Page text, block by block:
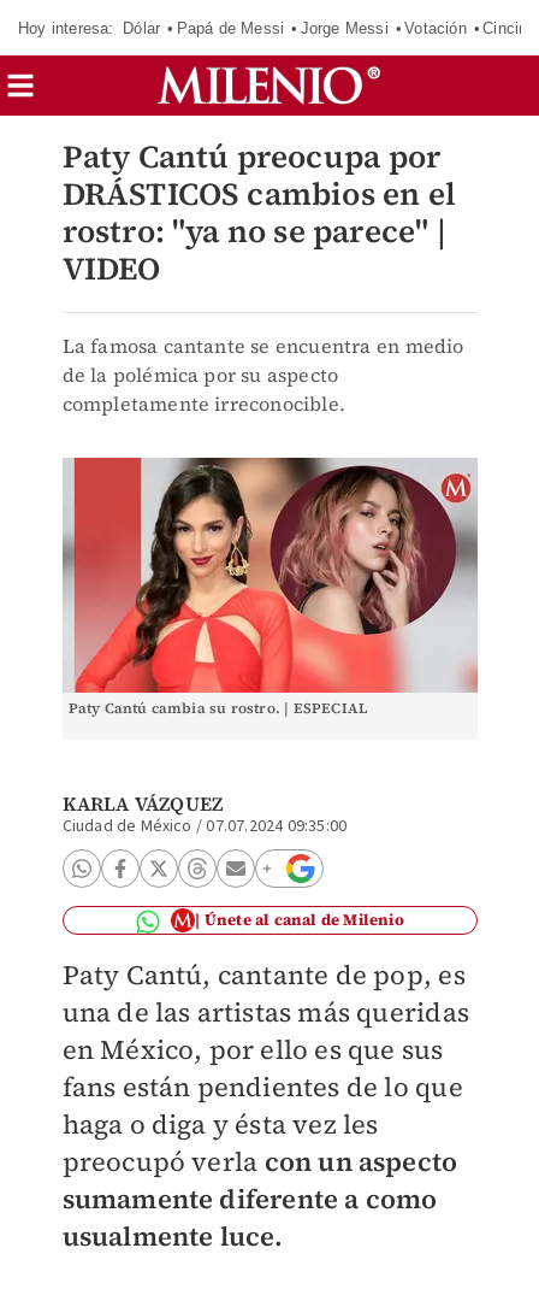
Hoy interesa: Dólar Papá de Messi Jorge Messi Votación
Paty Cantú preocupa por
DRÁSTICOS cambios en el
rostro: "ya no se parece" |
VIDEO
La famosa cantante se encuentra en medio
de la polémica por su aspecto
completamente irreconocible.
Paty Cantú cambia su rostro. | ESPECIAL
KARLA VÁZQUEZ
Ciudad de México /07.07.2024 09:35:00
Únete al canal de Milenio
Paty Cantú, cantante de pop, es
una de las artistas más queridas
en México, por ello es que sus
fans están pendientes de lo que
haga o diga y ésta vez les
preocupó verla con un aspecto
sumamente diferente a como
usualmente luce.